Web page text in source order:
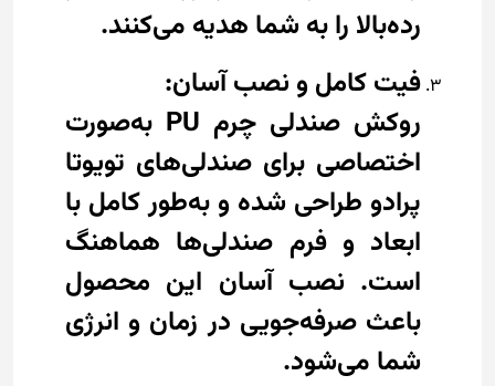
رده‌بالا را به شما هدیه می‌کنند.
فیت کامل و نصب آسان:
روکش صندلی چرم PU به‌صورت
اختصاصی برای صندلی‌های تویوتا
پرادو طراحی شده و به‌طور کامل با
ابعاد و فرم صندلی‌ها هماهنگ
است. نصب آسان این محصول
باعث صرفه‌جویی در زمان و انرژی
شما می‌شود.